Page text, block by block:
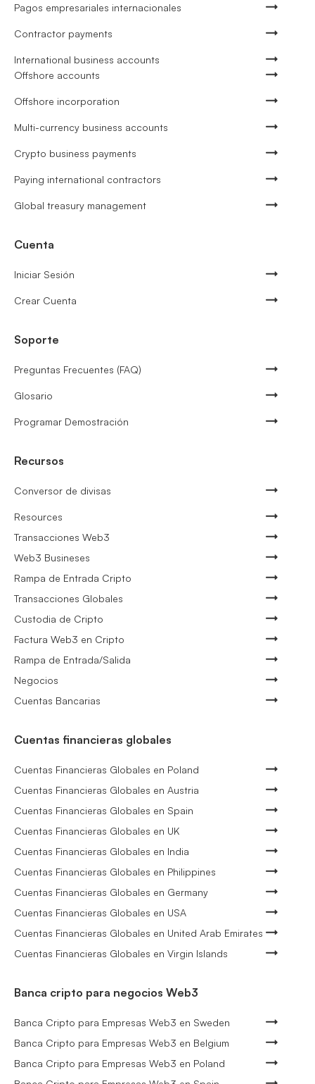
Pagos empresariales internacionales
Contractor payments
International business accounts
Offshore accounts
Offshore incorporation
Multi-currency business accounts
Crypto business payments
Paying international contractors
Global treasury management
Cuenta
Iniciar Sesión
Crear Cuenta
Soporte
Preguntas Frecuentes (FAQ)
Glosario
Programar Demostración
Recursos
Conversor de divisas
Resources
Transacciones Web3
Web3 Busineses
Rampa de Entrada Cripto
Transacciones Globales
Custodia de Cripto
Factura Web3 en Cripto
Rampa de Entrada/Salida
Negocios
Cuentas Bancarias
Cuentas financieras globales
Cuentas Financieras Globales en Poland
Cuentas Financieras Globales en Austria
Cuentas Financieras Globales en Spain
Cuentas Financieras Globales en UK
Cuentas Financieras Globales en India
Cuentas Financieras Globales en Philippines
Cuentas Financieras Globales en Germany
Cuentas Financieras Globales en USA
Cuentas Financieras Globales en United Arab Emirates
Cuentas Financieras Globales en Virgin Islands
Banca cripto para negocios Web3
Banca Cripto para Empresas Web3 en Sweden
Banca Cripto para Empresas Web3 en Belgium
Banca Cripto para Empresas Web3 en Poland